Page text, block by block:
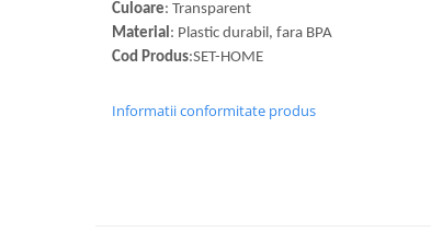
Culoare: Transparent
Material: Plastic durabil, fara BPA
Cod Produs:SET-HOME
Informatii conformitate produs